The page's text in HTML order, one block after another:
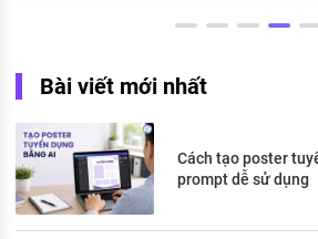
Bài viết mới nhất
Cách tạo poster
prompt dễ sử dụng